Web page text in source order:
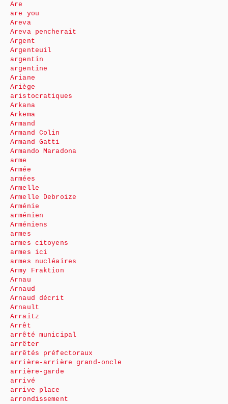
Are
are you
Areva
Areva pencherait
Argent
Argenteuil
argentin
argentine
Ariane
Ariège
aristocratiques
Arkana
Arkema
Armand
Armand Colin
Armand Gatti
Armando Maradona
arme
Armée
armées
Armelle
Armelle Debroize
Arménie
arménien
Arméniens
armes
armes citoyens
armes ici
armes nucléaires
Army Fraktion
Arnau
Arnaud
Arnaud décrit
Arnault
Arraitz
Arrêt
arrêté municipal
arrêter
arrêtés préfectoraux
arrière-arrière grand-oncle
arrière-garde
arrivé
arrive place
arrondissement